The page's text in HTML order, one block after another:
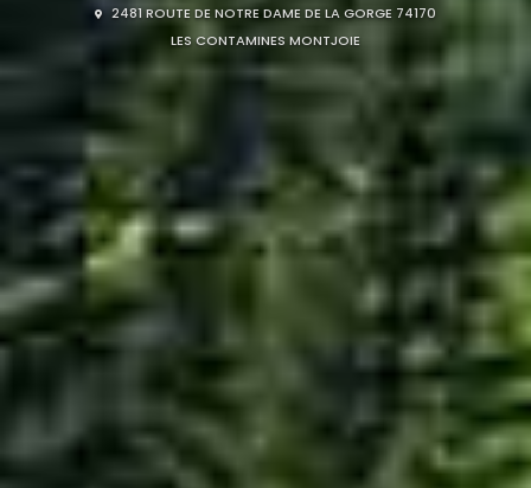
2481 ROUTE DE NOTRE DAME DE LA GORGE 74170
LES CONTAMINES MONTJOIE